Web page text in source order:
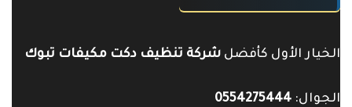
الخيار الأول كأفضل شركة تنظيف دكت مكيفات تبوك
الجوال: 0554275444